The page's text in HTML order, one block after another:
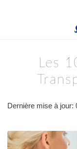
Les
Dernière mise à jour: